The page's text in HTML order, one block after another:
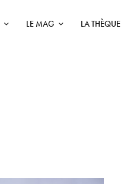
LE MAG LA THÈQUE